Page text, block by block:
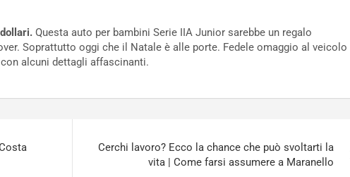
Questa auto per bambini Serie IIA Junior sarebbe un regalo
Soprattutto oggi che il Natale è alle porte. Fedele omaggio al veicolo
alcuni dettagli affascinanti.
Cerchi lavoro? Ecco la chance che può svoltarti la
vita | Come farsi assumere a Maranello